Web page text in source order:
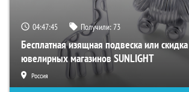
04:47:44 Получили:73
Бесплатная изящная подвеска или
ювелирных магазинов SUNLIGHT
Россия